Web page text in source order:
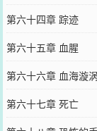
第六十四章 踪迹
第六十五章 血腥
第六十六章 血海漩涡
第六十七章 死亡